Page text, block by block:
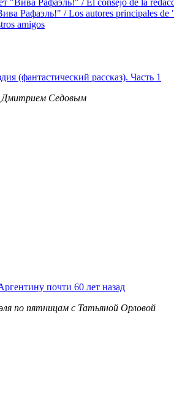
"Вива Рафаэль!" / El consejo de la
Рафаэль!" / Los autores principales de
amigos
(фантастический рассказ). Часть 1
Дмитрием Седовым
почти 60 лет назад
по пятницам с Татьяной Орловой